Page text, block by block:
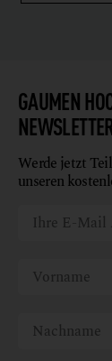
GAUMEN
Werde jetzt
unseren